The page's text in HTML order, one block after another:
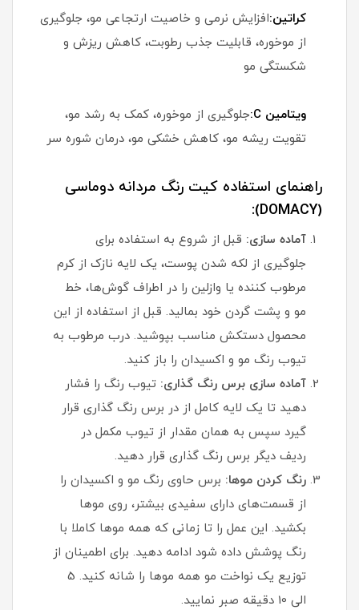
کراتین:افزایش نرمی و خاصیت ارتجاعی مو، جلوگیری
از موخوره، قابلیت جذب رطوبت، کاهش ریزش و
شکستگی مو
ویتامین C:
جلوگیری از موخوره، کمک به رشد مو،
تقویت ریشه مو، کاهش خشکی مو، درمان شوره سر
راهنمای استفاده کیت رنگ مردانه دوماسی
(DOMACY):
آماده سازی: قبل از شروع به استفاده برای
جلوگیری از لکه شدن پوست، یک لایه نازک از کرم
مرطوب کننده یا وازلین را در اطراف گوش‌ها، خط
مو و پشت گردن خود بمالید. قبل از استفاده از این
محصول دستکش مناسب بپوشید. درب مرطوب به
تیوب رنگ مو و اکسیدان را باز کنید.
آماده سازی برس رنگ گذاری: تیوب رنگ را فشار
دهید تا یک لایه کامل از در برس رنگ گذاری قرار
گیرد سپس به همان مقدار از تیوب مکمل در
ردیف دیگر برس رنگ گذاری قرار دهید.
رنگ کردن موها: برس حاوی رنگ مو و اکسیدان را
از قسمت‌های دارای سفیدی بیشتر، روی موها
بکشید. این عمل را تا زمانی که همه موها کاملا با
رنگ پوشش داده شود ادامه دهید. برای اطمینان از
توزیع یک نواخت مو همه موها را شانه کنید. 5
الی 10 دقیقه صبر نمایید.